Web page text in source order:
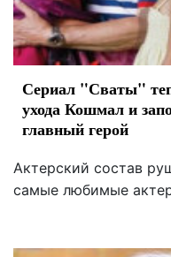
Сериал "Сваты"
ухода Кошмал и
главный герой
Актерский состав
самые любимые